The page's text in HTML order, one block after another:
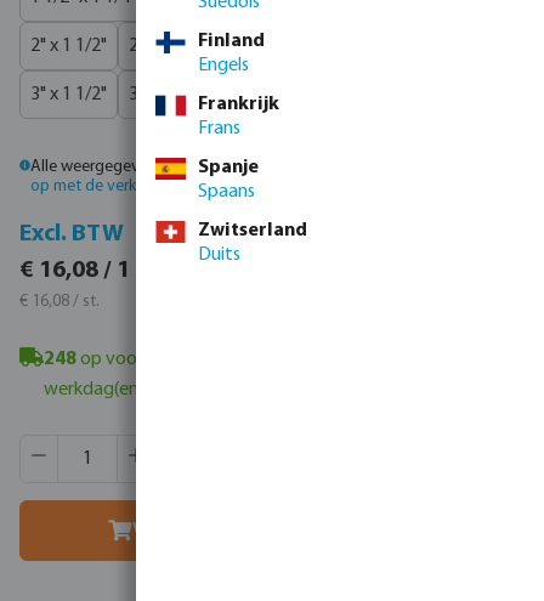
2" x 1 1/2" 2 1/2" x 1" 2 1/2" x 1 1/2"
3" x 1 1/2" 3" x 2" 3" x 2 1/2"
Alle weergegeven prijzen zijn inclusief btw.
op met de verkoopafdelingvoor aangepaste prijzen.
Excl. BTW
€ 16,08 / 1 st.
€ 16,08 / st.
Incl. BTW
248op voorraad in Veghel, NL
werkdag(en)
Producthoeveelheid: Voer de gewenste hoeveelheid in of
Voeg toe aan winkelmandje
Finland
Engels
Frankrijk
Frans
Spanje
Spaans
Zwitserland
Duits